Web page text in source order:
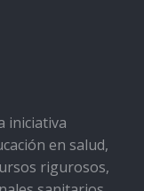
iniciativa
en salud,
rigurosos,